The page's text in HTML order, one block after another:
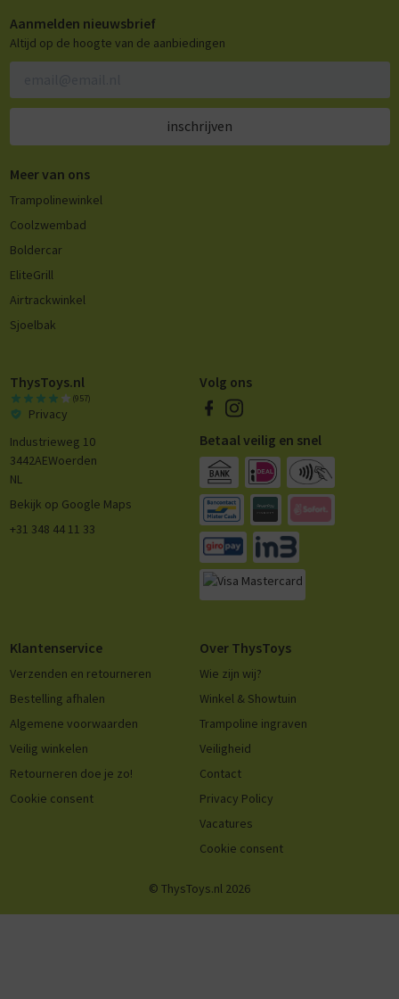
Aanmelden nieuwsbrief
Altijd op de hoogte van de aanbiedingen
inschrijven
Meer van ons
Trampolinewinkel
Coolzwembad
Boldercar
EliteGrill
Airtrackwinkel
Sjoelbak
ThysToys.nl
(957)
Privacy
Industrieweg 10
3442AEWoerden
NL
Bekijk op Google Maps
+31 348 44 11 33
Volg ons
Betaal veilig en snel
Klantenservice
Verzenden en retourneren
Bestelling afhalen
Algemene voorwaarden
Veilig winkelen
Retourneren doe je zo!
Cookie consent
Over ThysToys
Wie zijn wij?
Winkel & Showtuin
Trampoline ingraven
Veiligheid
Contact
Privacy Policy
Vacatures
Cookie consent
© ThysToys.nl 2026